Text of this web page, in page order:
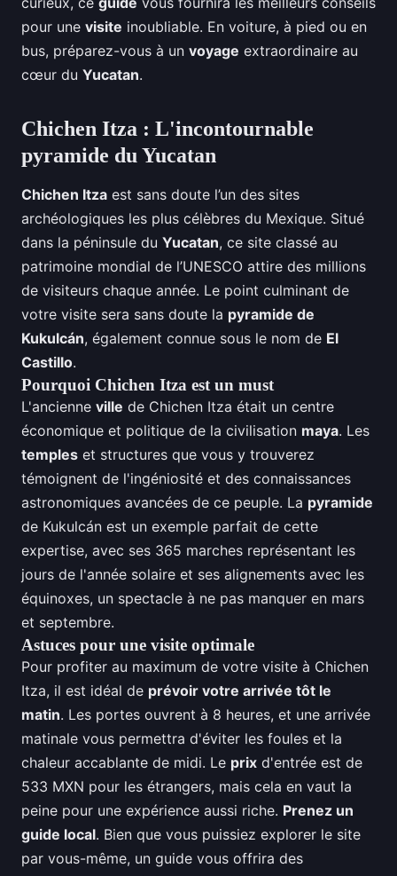
pour une visite inoubliable. En voiture, à pied ou en
bus, préparez-vous à un voyage extraordinaire au
cœur du Yucatan.
Chichen Itza : L'incontournable
pyramide du Yucatan
Chichen Itza est sans doute l’un des sites
archéologiques les plus célèbres du Mexique. Situé
dans la péninsule du Yucatan, ce site classé au
patrimoine mondial de l’UNESCO attire des millions
de visiteurs chaque année. Le point culminant de
votre visite sera sans doute la pyramide de
Kukulcán, également connue sous le nom de El
Castillo.
Pourquoi Chichen Itza est un must
L'ancienne ville de Chichen Itza était un centre
économique et politique de la civilisation maya. Les
temples et structures que vous y trouverez
témoignent de l'ingéniosité et des connaissances
astronomiques avancées de ce peuple. La pyramide
de Kukulcán est un exemple parfait de cette
expertise, avec ses 365 marches représentant les
jours de l'année solaire et ses alignements avec les
équinoxes, un spectacle à ne pas manquer en mars
et septembre.
Astuces pour une visite optimale
Pour profiter au maximum de votre visite à Chichen
Itza, il est idéal de prévoir votre arrivée tôt le
matin. Les portes ouvrent à 8 heures, et une arrivée
matinale vous permettra d'éviter les foules et la
chaleur accablante de midi. Le prix d'entrée est de
533 MXN pour les étrangers, mais cela en vaut la
peine pour une expérience aussi riche. Prenez un
guide local. Bien que vous puissiez explorer le site
par vous-même, un guide vous offrira des